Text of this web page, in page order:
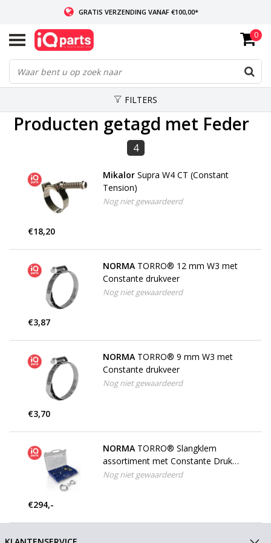
GRATIS VERZENDING VANAF €100,00*
INDIEN VOORRADIG: VOOR 14:00 BESTELD, ZELFDE DAG VERZONDEN
WERELDWIJDE LEVERING
0
FILTERS
Producten getagd met Feder
4
Mikalor Supra W4 CT (Constant
Tension)
Nog niet gewaardeerd
€18,20
NORMA TORRO® 12 mm W3 met
Constante drukveer
Nog niet gewaardeerd
€3,87
NORMA TORRO® 9 mm W3 met
Constante drukveer
Nog niet gewaardeerd
€3,70
NORMA TORRO® Slangklem
assortiment met Constante Druk
veer | W3 | 9 & 12 mm
Nog niet gewaardeerd
€294,-